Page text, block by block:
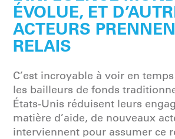
ÉVOLUE, ET
ACTEURS
RELAIS
C’est incroyable à voir en
les bailleurs de fonds
États-Unis réduisent leurs
matière d’aide, de nouveaux
interviennent pour assumer ce